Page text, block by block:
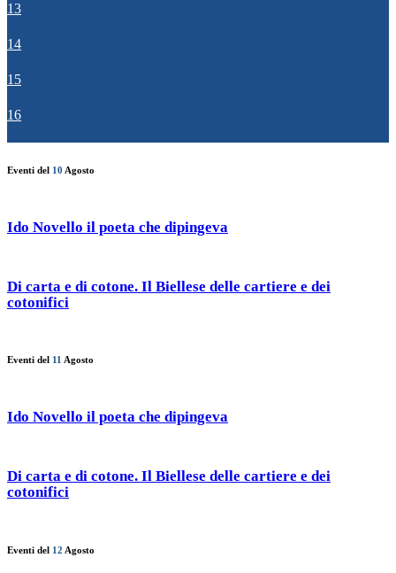
13
14
15
16
Eventi del 10 Agosto
Ido Novello il poeta che dipingeva
Di carta e di cotone. Il Biellese delle cartiere e dei
cotonifici
Eventi del 11 Agosto
Ido Novello il poeta che dipingeva
Di carta e di cotone. Il Biellese delle cartiere e dei
cotonifici
Eventi del 12 Agosto